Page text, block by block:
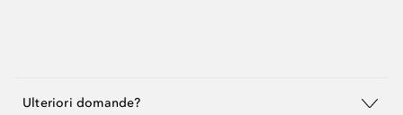
Ulteriori domande?